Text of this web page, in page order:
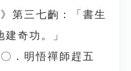
第三七齣：「書生
奇功。」
．明悟禪師趕五